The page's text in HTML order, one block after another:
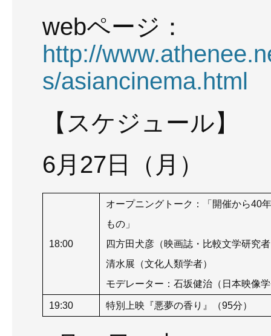
webページ：
http://
s/asiancinema.html
【スケジュール】
6月27日（月）
18:00
オープニングトーク：「開催から40
もの」
四方田犬彦（映画誌・比較文学研究
清水展（文化人類学者）
モデレーター：石坂健治（日本映像
19:30 特別上映『悪夢の香り』（95分）